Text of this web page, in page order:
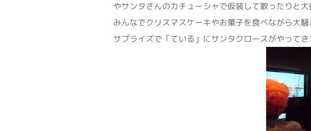
やサンタさんのカチューシャで仮装して歌ったりと大
みんなでクリスマスケーキやお菓子を食べながら大
サプライズで「ている」にサンタクロースがやって